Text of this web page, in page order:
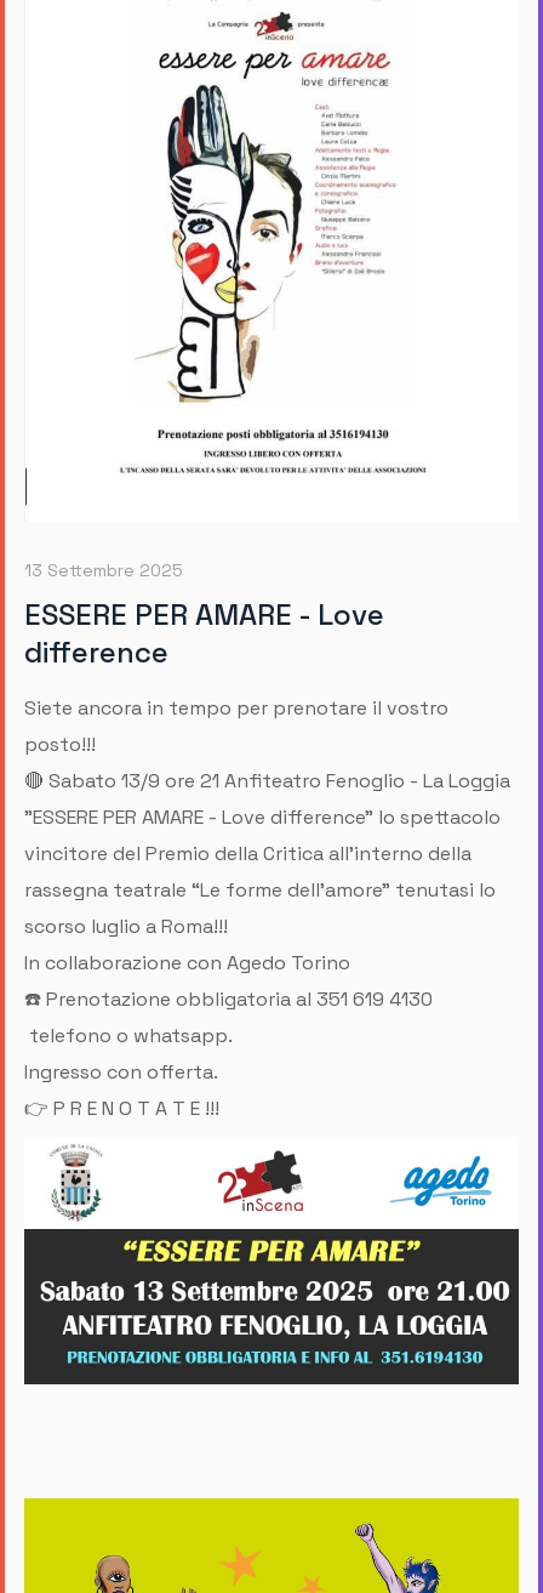
13 Settembre 2025
ESSERE PER AMARE - Love
difference
Siete ancora in tempo per prenotare il vostro
posto!!!
🔴 Sabato 13/9 ore 21 Anfiteatro Fenoglio - La Loggia
"ESSERE PER AMARE - Love difference" lo spettacolo
vincitore del Premio della Critica all’interno della
rassegna teatrale “Le forme dell’amore” tenutasi lo
scorso luglio a Roma!!!
In collaborazione con Agedo Torino
☎️ Prenotazione obbligatoria al 351 619 4130
telefono o whatsapp.
Ingresso con offerta.
👉 P R E N O T A T E !!!